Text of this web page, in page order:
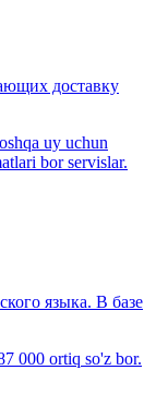
доставку
uy uchun
bor servislar.
языка. В базе
000 ortiq so'z bor.